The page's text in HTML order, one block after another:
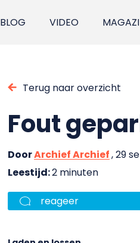
BLOG VIDEO
Terug naar overzicht
Fout
DoorArchief Archief, 29
Leestijd:2 minuten
reageer